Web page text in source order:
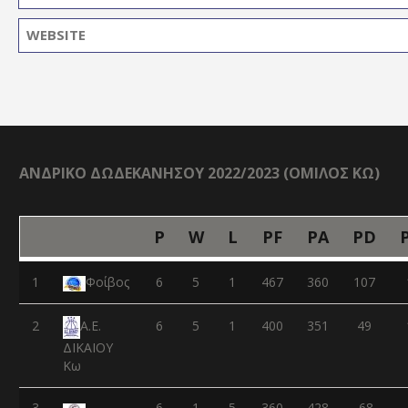
ΑΝΔΡΙΚΟ ΔΩΔΕΚΑΝΗΣΟΥ 2022/2023 (ΟΜΙΛΟΣ ΚΩ)
P W L PF PA PD
1 Φοίβος 6 5 1 467 360 107
2
Α.Ε.
ΔΙΚΑΙΟΥ
Κω
6 5 1 400 351 49